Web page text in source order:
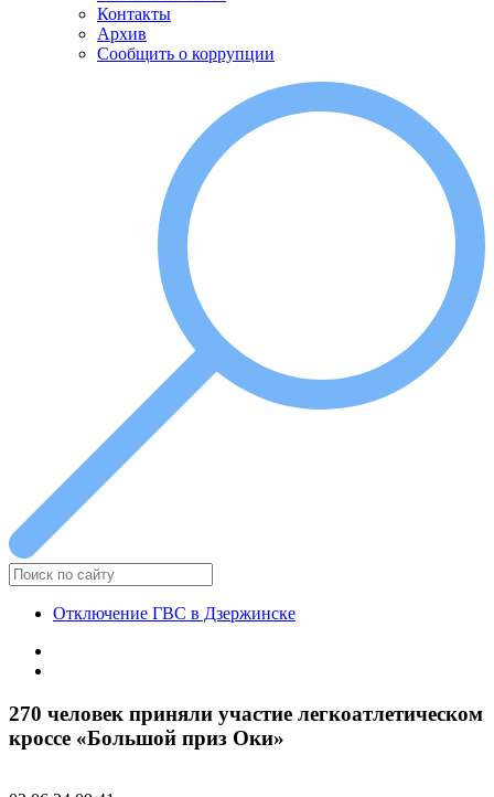
Контакты
Архив
Сообщить о коррупции
Отключение ГВС в Дзержинске
270 человек приняли участие легкоатлетическом
кроссе «Большой приз Оки»